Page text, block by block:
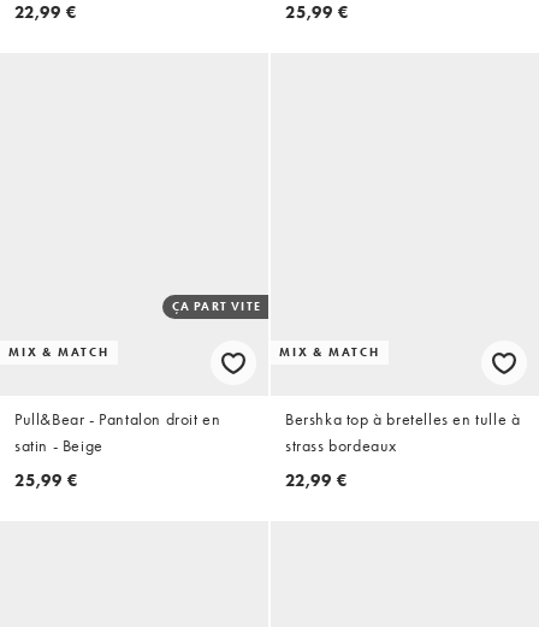
22,99 €
25,99 €
MIX & MATCH
ÇA PART VITE
Pull&Bear - Pantalon droit en
satin - Beige
25,99 €
MIX & MATCH
Bershka top à bretelles en tulle à
strass bordeaux
22,99 €